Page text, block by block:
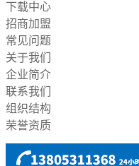
下载中心
招商加盟
常见问题
关于我们
企业简介
联系我们
组织结构
荣誉资质